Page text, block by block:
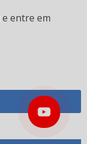
e entre em